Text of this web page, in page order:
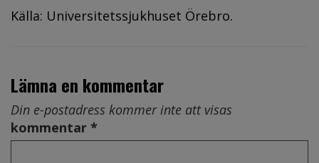
Källa: Universitetssjukhuset Örebro.
Lämna en kommentar
Din e-postadress kommer inte att visas
kommentar *